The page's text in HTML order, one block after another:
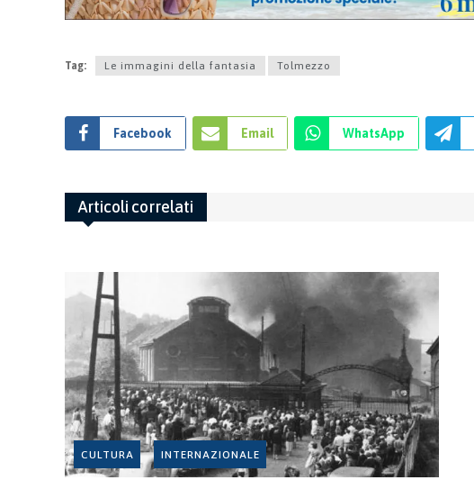
Tag: Le immagini della fantasia Tolmezzo
Facebook Email WhatsApp
Articoli correlati
CULTURA INTERNAZIONALE